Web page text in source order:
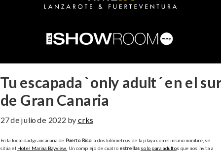
Tu escapada `only adult´ en el sur
de Gran Canaria
27 de julio de 2022 by crks
En la localidad grancanaria de Puerto Rico, a dos kilómetros de la playa con el mismo nombre, se
sitúa el Hotel Marina Bayview. Un complejo de cuatro estrellas solo para adultos que nos invita a